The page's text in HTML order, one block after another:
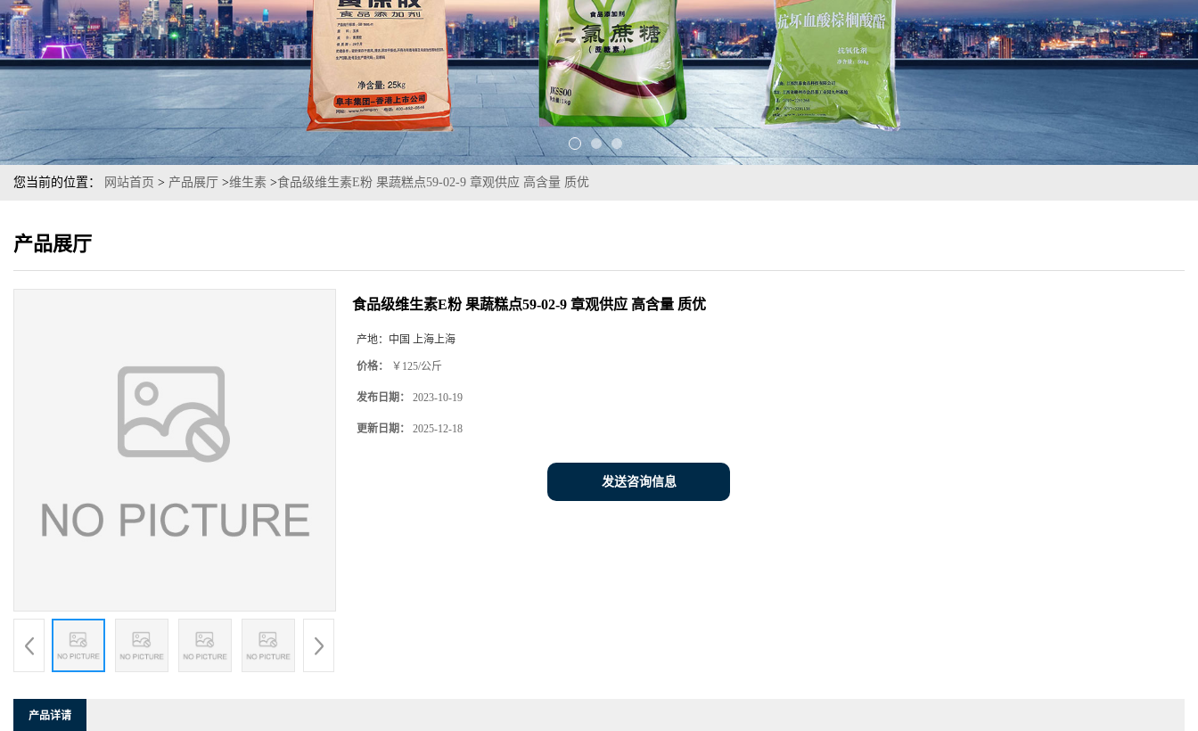
您当前的位置： 网站首页 > 产品展厅 >维生素 >食品级维生素E粉 果蔬糕点59-02-9 章观供应 高含量 质优
产品展厅
食品级维生素E粉 果蔬糕点59-02-9 章观供应 高含量 质优
产地： 中国 上海上海
价格： ￥125/公斤
发布日期： 2023-10-19
更新日期： 2025-12-18
发送咨询信息
产品详请